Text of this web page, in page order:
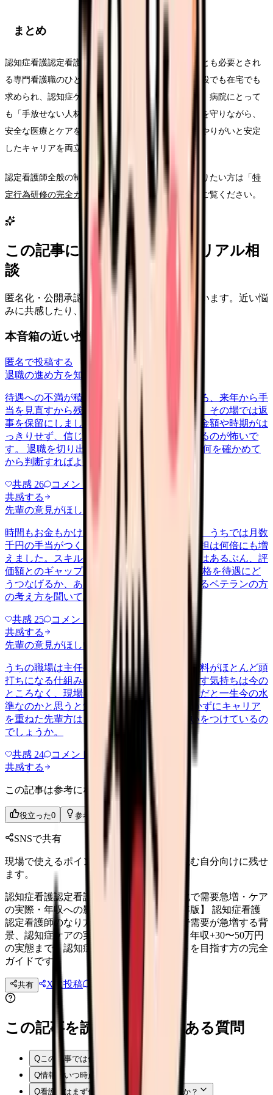
まとめ
認知症看護認定看護師は、超高齢社会の日本でもっとも必要とされ
る専門看護職のひとつです。急性期病院でも介護施設でも在宅でも
求められ、認知症ケア加算の算定にも直結するため、病院にとって
も「手放せない人材」です。認知症のある方の尊厳を守りながら、
安全な医療とケアを提供したい方にとって、大きなやりがいと安定
したキャリアを両立できる資格です。
認定看護師全般の制度や教育課程について詳しく知りたい方は「 特
定行為研修の完全ガイド【2026年版】
」もあわせてご覧ください。
この記事に近い看護師さんのリアル相
談
匿名化・公開承認済みの本音だけを表示しています。近い悩
みに共感したり、自分の状況を投稿できます。
本音箱の近い投稿
匿名で投稿する
退職の進め方を知りたい
2026/6/27
待遇への不満が積もって退職を申し出たところ、来年から手
当を見直すから残ってほしいと引き止められ、その場では返
事を保留にしました。口約束だけで具体的な金額や時期がは
っきりせず、信じて残ってまた同じ思いをするのが怖いで
す。 退職を切り出した後の引き止め交渉で、何を確かめて
から判断すればよかったのか教え…
共感 26 コメント
共感する
先輩の意見がほしい
2026/6/24
時間もお金もかけて認定の資格を取ったのに、うちでは月数
千円の手当がつくだけで、係や相談対応の負担は何倍にも増
えました。スキルが現場で役立っている実感はあるぶん、評
価額とのギャップに正直もやもやします。 資格を待遇にど
うつなげるか、あるいは別の形で活かしているベテランの方
の考え方を聞いてみたいです。
共感 25 コメント
共感する
先輩の意見がほしい
うちの職場は主任や師長にならない限り、給料がほとんど頭
打ちになる仕組みのようです。管理職を目指す気持ちは今の
ところなく、現場を続けたいのですが、それだと一生今の水
準なのかと思うと気が重いです。 役職に就かずにキャリア
を重ねた先輩方は、待遇の面でどう折り合いをつけているの
でしょうか。
共感 24 コメント
共感する
この記事は参考になりましたか？
役立った0 参考になった
SNSで共有
現場で使えるポイントを、同僚やあとで読む自分向けに残せ
ます。
認知症看護認定看護師になるには？高齢化で需要急増・ケア
の実際・年収への影響を徹底解説【2026年版】 認知症看護
認定看護師のなり方を徹底解説。高齢化で需要が急増する背
景、認知症ケアの実際、教育課程の内容、年収+30〜50万円
の実態まで。認知症ケアのスペシャリストを目指す方の完全
ガイドです。
共有 Xに投稿
この記事を読む前後によくある質問
Q この記事では何を確認できますか？
Q情報はいつ時点のものですか？
Q看護師はまず何から確認すればよいですか？